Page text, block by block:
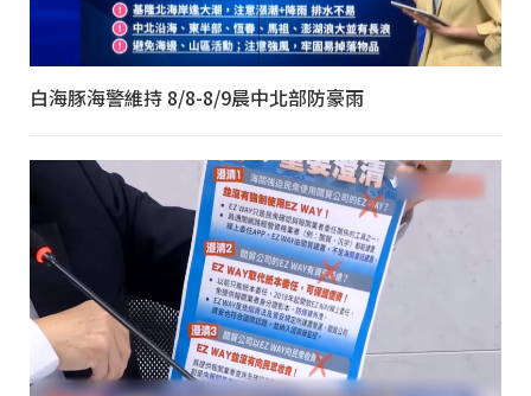
白海豚海警維持 8/8-8/9晨中北部防豪雨